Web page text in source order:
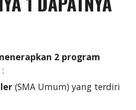
2 program
(SMA Umum) yang terdiri